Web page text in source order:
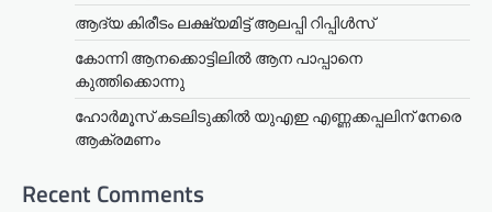
ആദ്യ കിരീടം ലക്ഷ്യമിട്ട് ആലപ്പി റിപ്പിൾസ്
കോന്നി ആനക്കൊട്ടിലിൽ ആന പാപ്പാനെ
കുത്തിക്കൊന്നു
ഹോർമൂസ് കടലിടുക്കിൽ യുഎഇ എണ്ണക്കപ്പലിന് നേരെ
ആക്രമണം
Recent Comments